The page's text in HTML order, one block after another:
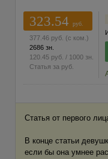
323.54
руб.
377.46 руб. (с ком.)
2686 зн.
120.45 руб. / 1000 зн.
Статья за руб.
Статья от первого
В конце статьи
если бы она умнее